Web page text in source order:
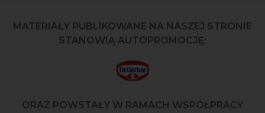
MATERIAŁY PUBLIKOWANE NA NASZEJ STRONIE
STANOWIĄ AUTOPROMOCJĘ:
ORAZ POWSTAŁY W RAMACH WSPÓŁPRACY